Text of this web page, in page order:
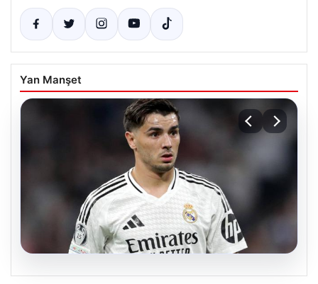
Yan Manşet
04.08.2026